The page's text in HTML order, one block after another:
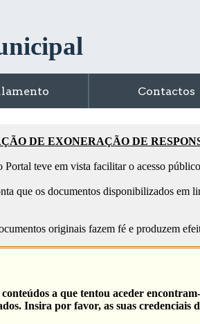
Contactos
DE EXONERAÇÃO DE
Portal teve em vista facilitar o acesso
que os documentos disponibilizados em
originais fazem fé e produzem
conteúdos a que tentou aceder
Insira por favor, as suas credenciais